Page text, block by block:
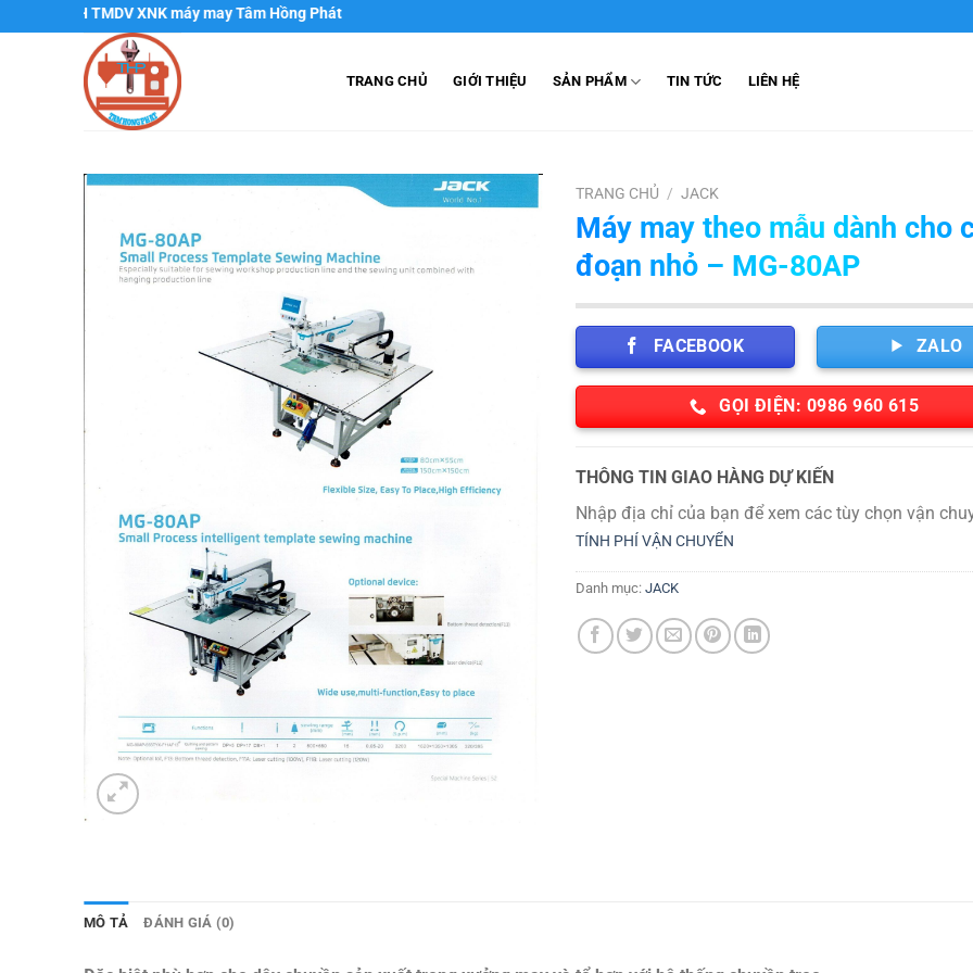
đến
XNK máy may Tâm Hồng Phát
TRANG CHỦ GIỚI THIỆU SẢN PHẨM TIN TỨC LIÊN HỆ
TRANG CHỦ / JACK
Máy may theo mẫu dành cho
đoạn nhỏ – MG-80AP
FACEBOOK ZALO
GỌI ĐIỆN: 0986 960 615
THÔNG TIN GIAO HÀNG DỰ KIẾN
Nhập địa chỉ của bạn để xem các tùy chọn vận
TÍNH PHÍ VẬN CHUYỂN
Danh mục:JACK
MÔ TẢ ĐÁNH GIÁ (0)